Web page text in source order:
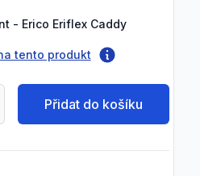
- Erico Eriflex Caddy
tento produkt
Přidat do košíku